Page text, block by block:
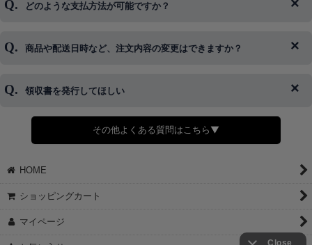
◆即日発送を行なっている関係上、午後以降のご連絡やキャンセル
※発送後、発送準備が完了しお手続きが間に合わない場合は変更、
どのような支払方法が可能ですか？
◆代金引換・クレジットカード・携帯キャリア決済・おねだり決
商品や配送日時など、注文内容の変更はできますか？
◆商品発送前の変更は承っております。
さい。
領収書を発行してほしい
◆領収書はご希望頂いた場合のみ発行しております。
【これからご注文する場合】
願いします。
②宛名（空欄は上様は不可）
その他よくある質問はこちら▼
HOME
ショッピングカート
マイページ